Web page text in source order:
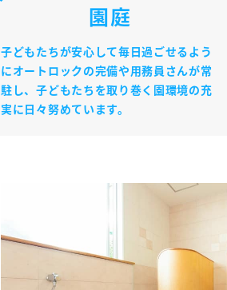
園庭
子どもたちが安心して毎日過ごせるよう
にオートロックの完備や用務員さんが常
駐し、子どもたちを取り巻く園環境の充
実に日々努めています。